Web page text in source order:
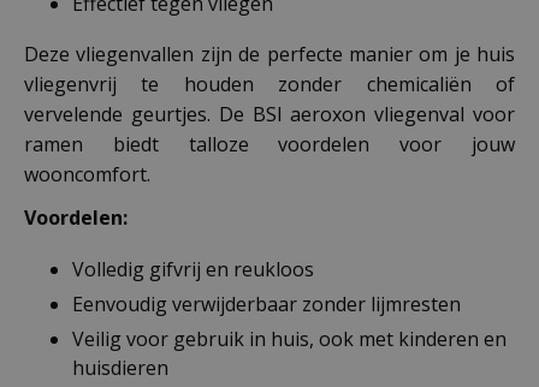
Deze vliegenvallen zijn de perfecte manier om je huis
vliegenvrij te houden zonder chemicaliën of
vervelende geurtjes. De BSI aeroxon vliegenval voor
ramen biedt talloze voordelen voor jouw
wooncomfort.
Voordelen:
Volledig gifvrij en reukloos
Eenvoudig verwijderbaar zonder lijmresten
Veilig voor gebruik in huis, ook met kinderen en
huisdieren